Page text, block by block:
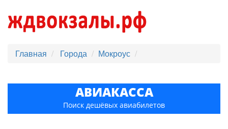
Главная Города Мокроус
АВИАКАССА
Поиск дешёвых авиабилетов